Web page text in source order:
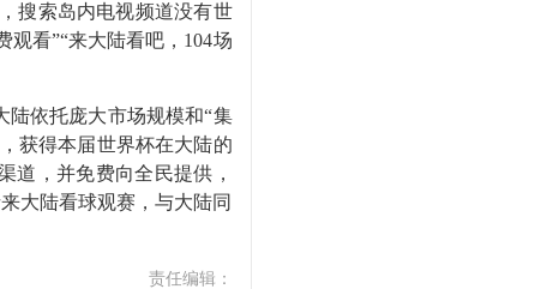
搜索岛内电视频道没有世
看”“来大陆看吧，104场
依托庞大市场规模和“集
获得本届世界杯在大陆的
道，并免费向全民提供，
大陆看球观赛，与大陆同
责任编辑：